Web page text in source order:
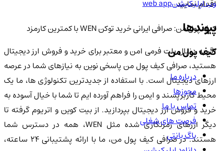
اقدام نمایید.
کیف پول من: صرافی ایرانی خرید توکن WEN با کمترین کارمزد
اگر به دنبال پلت فرمی امن و معتبر برای خرید و فروش ارز دیجیتال
هستید، صرافی کیف پول من پاسخی نوین به نیازهای شما در عرصه
ارزهای دیجیتال است. با استفاده از جدیدترین تکنولوژی ها، ما یک
محیط کاربرپسند و ایمن را فراهم آورده ایم تا شما با خیال آسوده به
خرید و فروش ارز دیجیتال بپردازید. از بیت کوین و اتریوم گرفته تا
دیگر ارزهای رمزنگاری شده مثل WEN، همه در دسترس شما
هستند. در صرافی کیف پول من، ما با ارائه پشتیبانی ۲۴ ساعته،
وب اپلیکیشنweb app
پیوندها
کیف پول من
درباره ما
مجوزها
تماس با ما
فرصت های شغلی
باگ بانتی